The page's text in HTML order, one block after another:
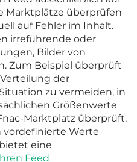
Marktplätze überprüfen
auf Fehler im Inhalt.
irreführende oder
Bilder von
Zum Beispiel überprüft
der
zu vermeiden, in
Größenwerte
Marktplatz überprüft,
Werte
eine
Feed